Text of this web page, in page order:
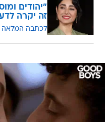
"יהודים
זה יקרה
לכתבה המלאה